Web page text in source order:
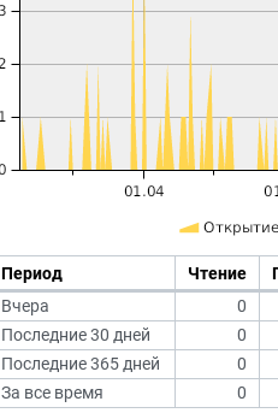
Период Чтение
Вчера
0
Последние 30 дней
0
Последние 365 дней
0
За все время
0